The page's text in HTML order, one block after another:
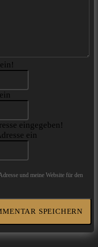
eingegeben!
ein
und meine Website für den